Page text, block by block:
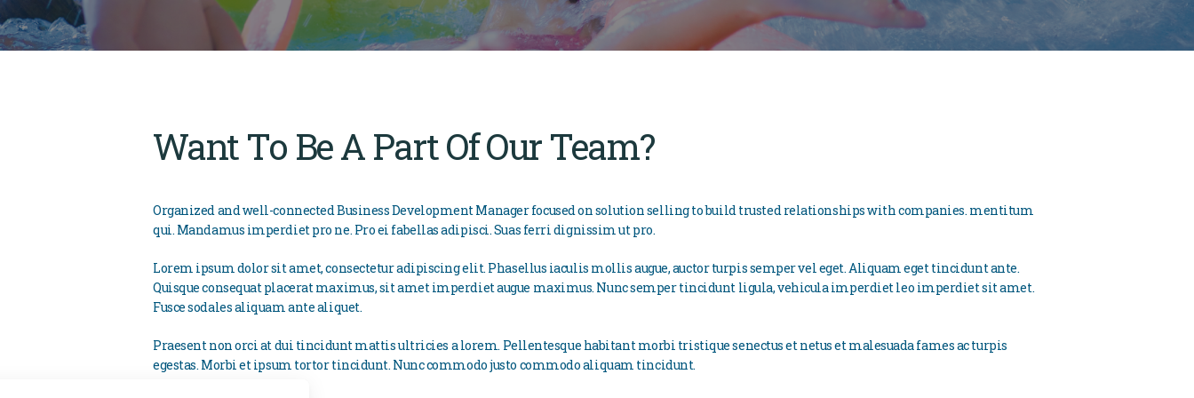
Want To Be A Part Of Our Team?
Organized and well-connected Business Development Manager focused on solution selling to build trusted relationships with companies. mentitum
qui. Mandamus imperdiet pro ne. Pro ei fabellas adipisci. Suas ferri dignissim ut pro.
Lorem ipsum dolor sit amet, consectetur adipiscing elit. Phasellus iaculis mollis augue, auctor turpis semper vel eget. Aliquam eget tincidunt ante.
Quisque consequat placerat maximus, sit amet imperdiet augue maximus. Nunc semper tincidunt ligula, vehicula imperdiet leo imperdiet sit amet.
Fusce sodales aliquam ante aliquet.
Praesent non orci at dui tincidunt mattis ultricies a lorem. Pellentesque habitant morbi tristique senectus et netus et malesuada fames ac turpis
egestas. Morbi et ipsum tortor tincidunt. Nunc commodo justo commodo aliquam tincidunt.